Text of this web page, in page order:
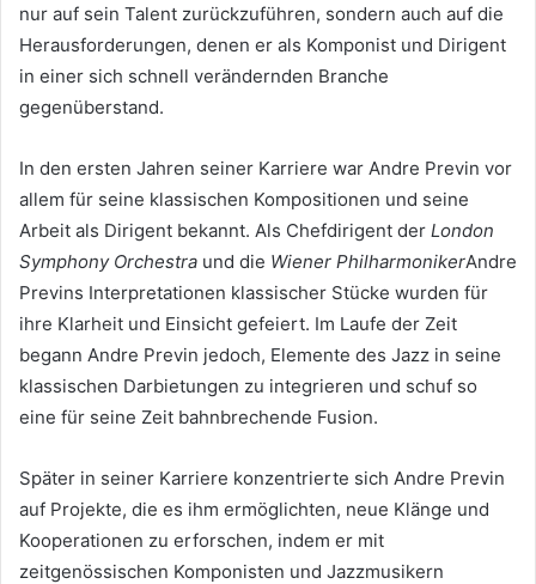
nur auf sein Talent zurückzuführen, sondern auch auf die
Herausforderungen, denen er als Komponist und Dirigent
in einer sich schnell verändernden Branche
gegenüberstand.
In den ersten Jahren seiner Karriere war Andre Previn vor
allem für seine klassischen Kompositionen und seine
Arbeit als Dirigent bekannt. Als Chefdirigent der London
Symphony Orchestra und die Wiener PhilharmonikerAndre
Previns Interpretationen klassischer Stücke wurden für
ihre Klarheit und Einsicht gefeiert. Im Laufe der Zeit
begann Andre Previn jedoch, Elemente des Jazz in seine
klassischen Darbietungen zu integrieren und schuf so
eine für seine Zeit bahnbrechende Fusion.
Später in seiner Karriere konzentrierte sich Andre Previn
auf Projekte, die es ihm ermöglichten, neue Klänge und
Kooperationen zu erforschen, indem er mit
zeitgenössischen Komponisten und Jazzmusikern